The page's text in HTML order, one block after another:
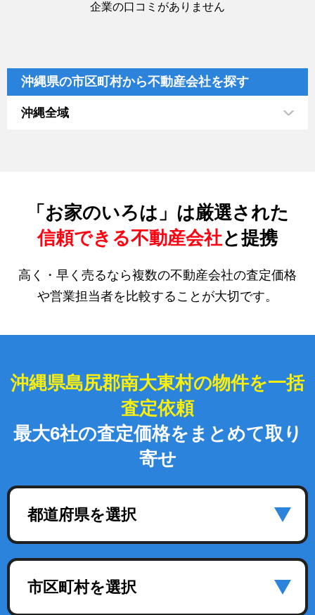
企業の口コミがありません
沖縄県の市区町村から不動産会社を探す
沖縄全域
「お家のいろは」は厳選された
信頼できる不動産会社と提携
高く・早く売るなら複数の不動産会社の査定価格
や営業担当者を比較することが大切です。
沖縄県島尻郡南大東村の物件を一括
査定依頼
最大6社の査定価格をまとめて取り
寄せ
都道府県を選択
市区町村を選択